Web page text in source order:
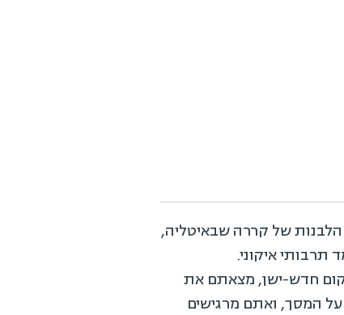
של קררה שבאיטליה,
איקוני.
חדש-ישן, מצאתם את
המסך, ואתם מרגישים